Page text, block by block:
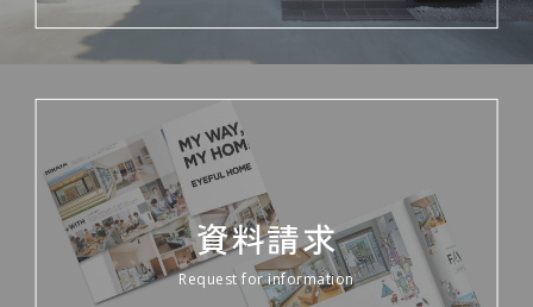
資料請求
Request for information